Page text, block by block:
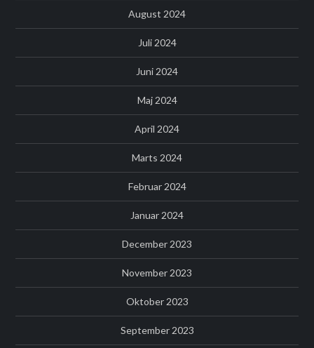
August 2024
Juli 2024
Juni 2024
Maj 2024
April 2024
Marts 2024
Februar 2024
Januar 2024
December 2023
November 2023
Oktober 2023
September 2023